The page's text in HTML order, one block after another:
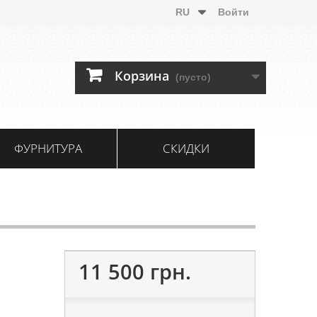
Войти
RU
Корзина (пусто)
ФУРНИТУРА СКИДКИ
11 500 грн.